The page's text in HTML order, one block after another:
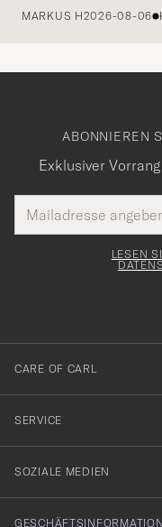
MARKUS H2026-08-06
ABONNIEREN
Exklusiver
Mail
Adresse
Tack
för
dig
till
vårt
nyhetsbrev!
LESEN
CARE OF CARL
SERVICE
SOZIALE MEDIEN